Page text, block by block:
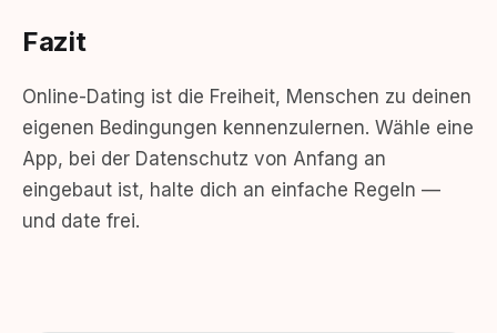
Fazit
Online-Dating ist die Freiheit, Menschen zu deinen
eigenen Bedingungen kennenzulernen. Wähle eine
App, bei der Datenschutz von Anfang an
eingebaut ist, halte dich an einfache Regeln —
und date frei.